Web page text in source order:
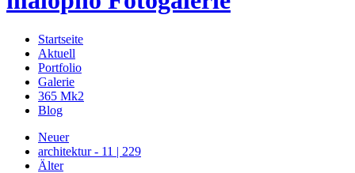
Startseite
Aktuell
Portfolio
Galerie
365 Mk2
Blog
Neuer
architektur - 11 | 229
Älter